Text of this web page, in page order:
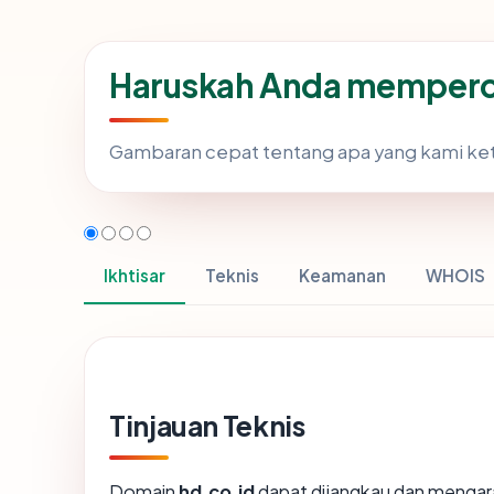
Haruskah Anda
Gambaran cepat tentang apa yang kami
Ikhtisar Teknis Keamanan WHOIS
Tinjauan Teknis